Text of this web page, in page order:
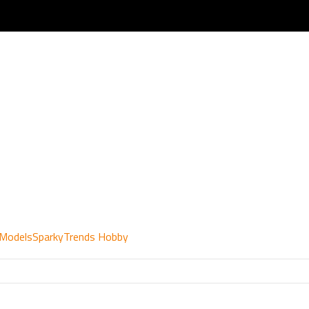
SparkyTrends Hobby